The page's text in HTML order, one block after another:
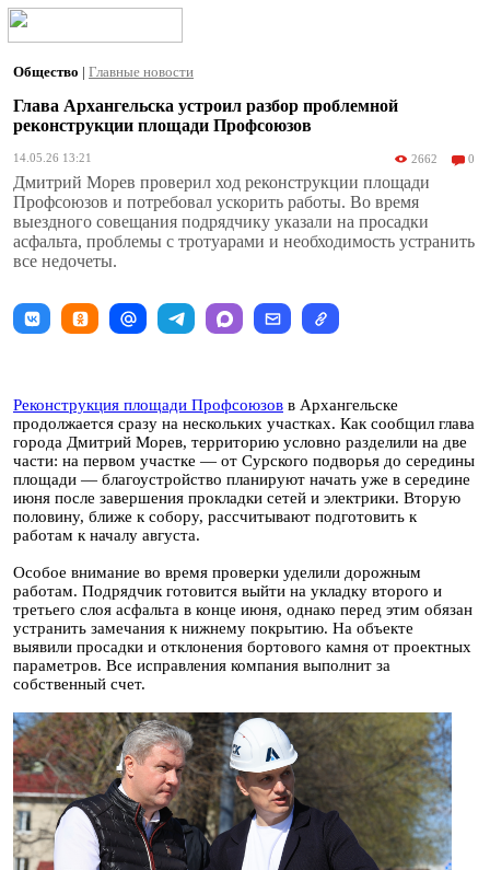
Общество | Главные новости
Глава Архангельска устроил разбор проблемной
реконструкции площади Профсоюзов
14.05.26 13:21 2662 0
Дмитрий Морев проверил ход реконструкции площади
Профсоюзов и потребовал ускорить работы. Во время
выездного совещания подрядчику указали на просадки
асфальта, проблемы с тротуарами и необходимость устранить
все недочеты.
Реконструкция площади Профсоюзов в Архангельске
продолжается сразу на нескольких участках. Как сообщил глава
города Дмитрий Морев, территорию условно разделили на две
части: на первом участке — от Сурского подворья до середины
площади — благоустройство планируют начать уже в середине
июня после завершения прокладки сетей и электрики. Вторую
половину, ближе к собору, рассчитывают подготовить к
работам к началу августа.
Особое внимание во время проверки уделили дорожным
работам. Подрядчик готовится выйти на укладку второго и
третьего слоя асфальта в конце июня, однако перед этим обязан
устранить замечания к нижнему покрытию. На объекте
выявили просадки и отклонения бортового камня от проектных
параметров. Все исправления компания выполнит за
собственный счет.